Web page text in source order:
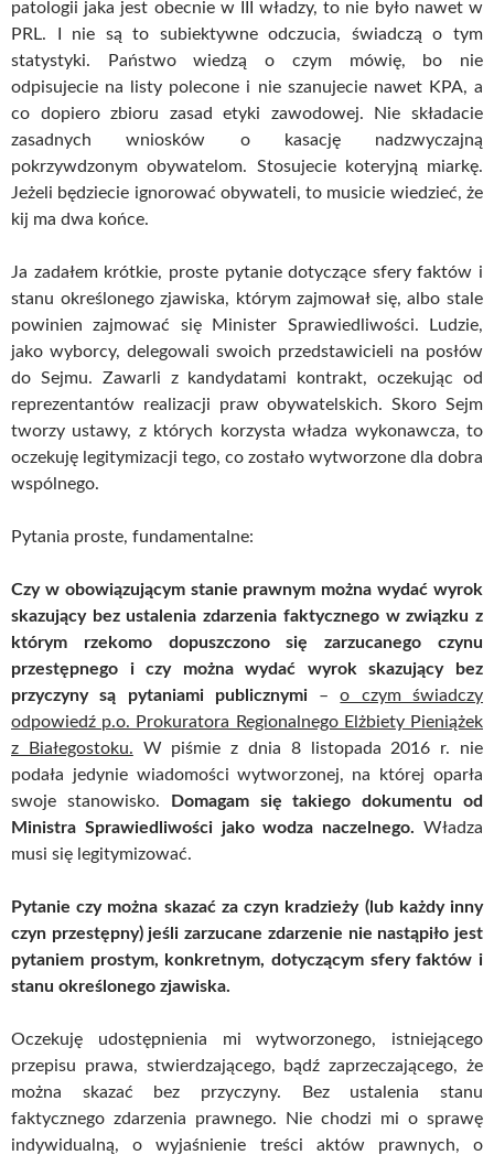
patologii jaka jest obecnie w III władzy, to nie było nawet w
PRL. I nie są to subiektywne odczucia, świadczą o tym
statystyki. Państwo wiedzą o czym mówię, bo nie
odpisujecie na listy polecone i nie szanujecie nawet KPA, a
co dopiero zbioru zasad etyki zawodowej. Nie składacie
zasadnych wniosków o kasację nadzwyczajną
pokrzywdzonym obywatelom. Stosujecie koteryjną miarkę.
Jeżeli będziecie ignorować obywateli, to musicie wiedzieć, że
kij ma dwa końce.
Ja zadałem krótkie, proste pytanie dotyczące sfery faktów i
stanu określonego zjawiska, którym zajmował się, albo stale
powinien zajmować się Minister Sprawiedliwości. Ludzie,
jako wyborcy, delegowali swoich przedstawicieli na posłów
do Sejmu. Zawarli z kandydatami kontrakt, oczekując od
reprezentantów realizacji praw obywatelskich. Skoro Sejm
tworzy ustawy, z których korzysta władza wykonawcza, to
oczekuję legitymizacji tego, co zostało wytworzone dla dobra
wspólnego.
Pytania proste, fundamentalne:
Czy w obowiązującym stanie prawnym można wydać wyrok
skazujący bez ustalenia zdarzenia faktycznego w związku z
którym rzekomo dopuszczono się zarzucanego czynu
przestępnego i czy można wydać wyrok skazujący bez
przyczyny są pytaniami publicznymi–o czym świadczy
odpowiedź p.o. Prokuratora Regionalnego Elżbiety Pieniążek
z Białegostoku. W piśmie z dnia 8 listopada 2016 r. nie
podała jedynie wiadomości wytworzonej, na której oparła
swoje stanowisko.
Domagam się takiego dokumentu od
Ministra Sprawiedliwości jako wodza naczelnego. Władza
musi się legitymizować.
Pytanie czy można skazać za czyn kradzieży (lub każdy inny
czyn przestępny) jeśli zarzucane zdarzenie nie nastąpiło jest
pytaniem prostym, konkretnym, dotyczącym sfery faktów i
stanu określonego zjawiska.
Oczekuję udostępnienia mi wytworzonego, istniejącego
przepisu prawa, stwierdzającego, bądź zaprzeczającego, że
można skazać bez przyczyny. Bez ustalenia stanu
faktycznego zdarzenia prawnego. Nie chodzi mi o sprawę
indywidualną, o wyjaśnienie treści aktów prawnych, o